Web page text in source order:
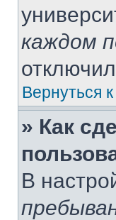
каждом
Вернуться
» Как
В